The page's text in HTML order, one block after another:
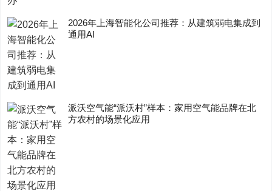
2026年上海智能化公司推荐：从建筑弱电集成到
通用AI
派沃空气能“派沃村”样本：家用空气能品牌在北
方农村的场景化应用